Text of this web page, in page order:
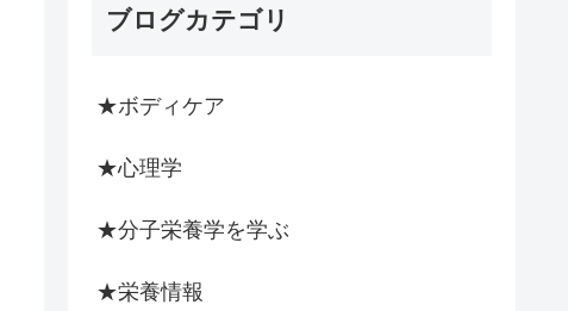
ブログカテゴリ
★ボディケア
★心理学
★分子栄養学を学ぶ
★栄養情報